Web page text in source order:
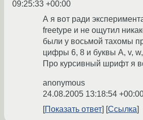
09:25:33 +00:00
А я вот ради
freetype и не ощутил
были у восьмой тахомы
цифры 6, 8 и буквы А, v, w,
Про курсивный шрифт я
anonymous
24.08.2005 13:18:54
Показать ответ
Ссылка